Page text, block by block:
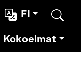
FI
Kokoelmat